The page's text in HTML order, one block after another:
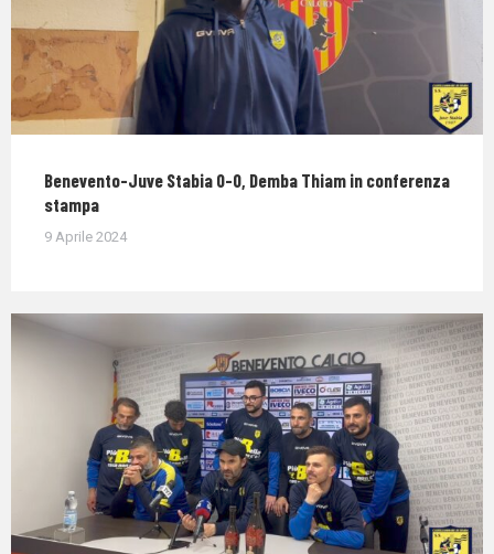
Benevento-Juve Stabia 0-0, Demba Thiam in conferenza
stampa
9 Aprile 2024